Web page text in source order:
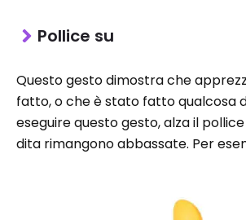
Pollice su
Questo gesto dimostra che
fatto, o che è stato fatto qualcosa
eseguire questo gesto, alza il
dita rimangono abbassate. Per